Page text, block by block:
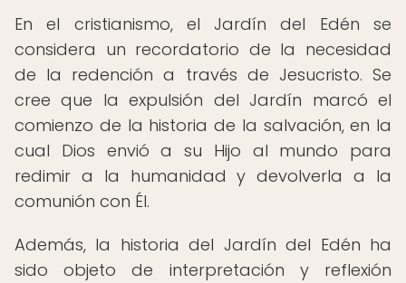
En el cristianismo, el Jardín del Edén se
considera un recordatorio de la necesidad
de la redención a través de Jesucristo. Se
cree que la expulsión del Jardín marcó el
comienzo de la historia de la salvación, en la
cual Dios envió a su Hijo al mundo para
redimir a la humanidad y devolverla a la
comunión con Él.
Además, la historia del Jardín del Edén ha
sido objeto de interpretación y reflexión